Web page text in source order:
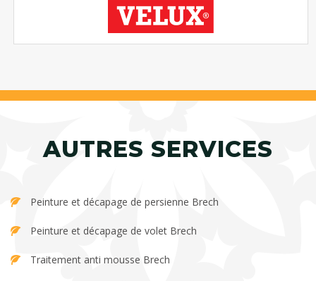
AUTRES SERVICES
Peinture et décapage de persienne Brech
Peinture et décapage de volet Brech
Traitement anti mousse Brech